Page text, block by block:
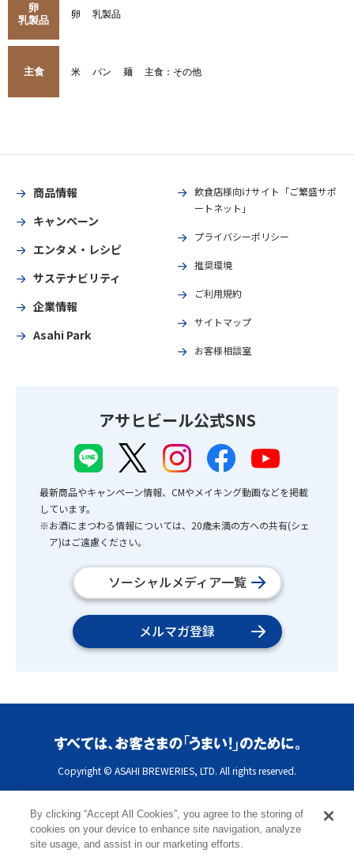
卵
乳製品
卵 乳製品
主食 米 パン 麺 主食：その他
商品情報
キャンペーン
エンタメ・レシピ
サステナビリティ
企業情報
Asahi Park
飲食店様向けサイト「ご繁盛サポ
ートネット」
プライバシーポリシー
推奨環境
ご利用規約
サイトマップ
お客様相談室
アサヒビール公式SNS
最新商品やキャンペーン情報、CMやメイキング動画などを掲載
しています。
※お酒にまつわる情報については、20歳未満の方への共有(シェ
ア)はご遠慮ください。
ソーシャルメディア一覧
メルマガ登録
Copyright © ASAHI BREWERIES, LTD. All rights reserved.
By clicking “Accept All Cookies”, you agree to the storing of
cookies on your device to enhance site navigation, analyze
site usage, and assist in our marketing efforts.